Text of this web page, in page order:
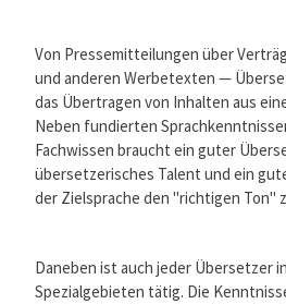
Von Pressemitteilungen über
und anderen Werbetexten —
das Übertragen von Inhalten aus
Neben fundierten
Fachwissen braucht ein guter
übersetzerisches Talent und ein
der Zielsprache den "richtigen Ton"
Daneben ist auch jeder Übersetzer
Spezialgebieten tätig. Die